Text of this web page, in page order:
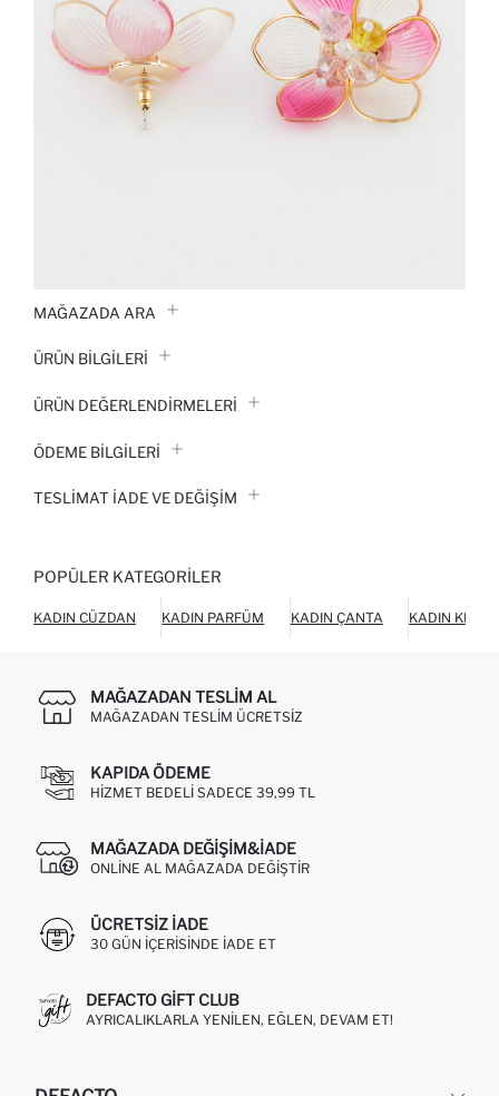
MAĞAZADA ARA
ÜRÜN BILGILERI
ÜRÜN DEĞERLENDİRMELERİ
ÖDEME BİLGİLERİ
TESLIMAT İADE VE DEĞIŞIM
POPÜLER KATEGORILER
KADIN CÜZDAN KADIN PARFÜM KADIN ÇANTA KADIN
MAĞAZADAN TESLIM AL
MAĞAZADAN TESLIM ÜCRETSIZ
KAPIDA ÖDEME
HIZMET BEDELI SADECE 39,99 TL
MAĞAZADA DEĞIŞIM&İADE
ONLINE AL MAĞAZADA DEĞIŞTIR
ÜCRETSIZ IADE
30 GÜN IÇERISINDE IADE ET
DEFACTO GIFT CLUB
AYRICALIKLARLA YENILEN, EĞLEN, DEVAM ET!